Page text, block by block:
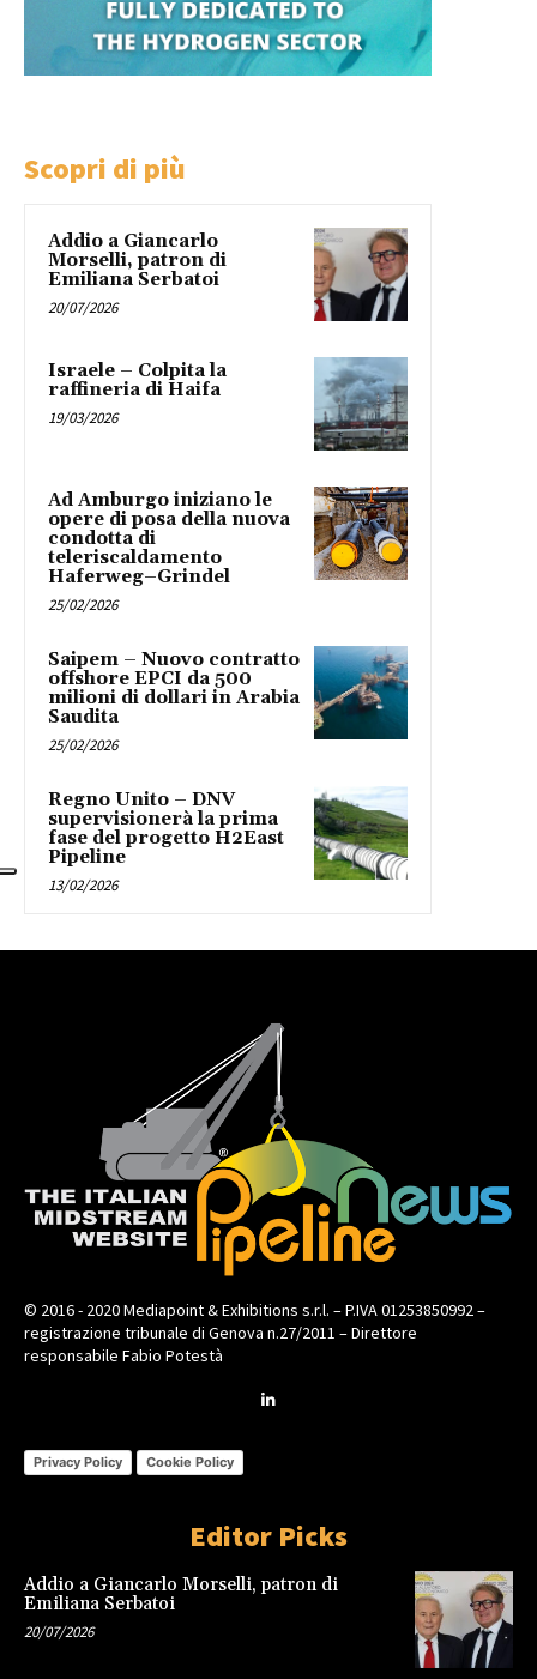
Scopri di più
Addio a Giancarlo
Morselli, patron di
Emiliana Serbatoi
20/07/2026
Israele – Colpita la
raffineria di Haifa
19/03/2026
Ad Amburgo iniziano le
opere di posa della nuova
condotta di
teleriscaldamento
Haferweg–Grindel
25/02/2026
Saipem – Nuovo contratto
offshore EPCI da 500
milioni di dollari in Arabia
Saudita
25/02/2026
Regno Unito – DNV
supervisionerà la prima
fase del progetto H2East
Pipeline
13/02/2026
© 2016 - 2020 Mediapoint & Exhibitions s.r.l. – P.IVA 01253850992 –
registrazione tribunale di Genova n.27/2011 – Direttore
responsabile Fabio Potestà
Privacy Policy Cookie Policy
Editor Picks
Addio a Giancarlo Morselli, patron di
Emiliana Serbatoi
20/07/2026